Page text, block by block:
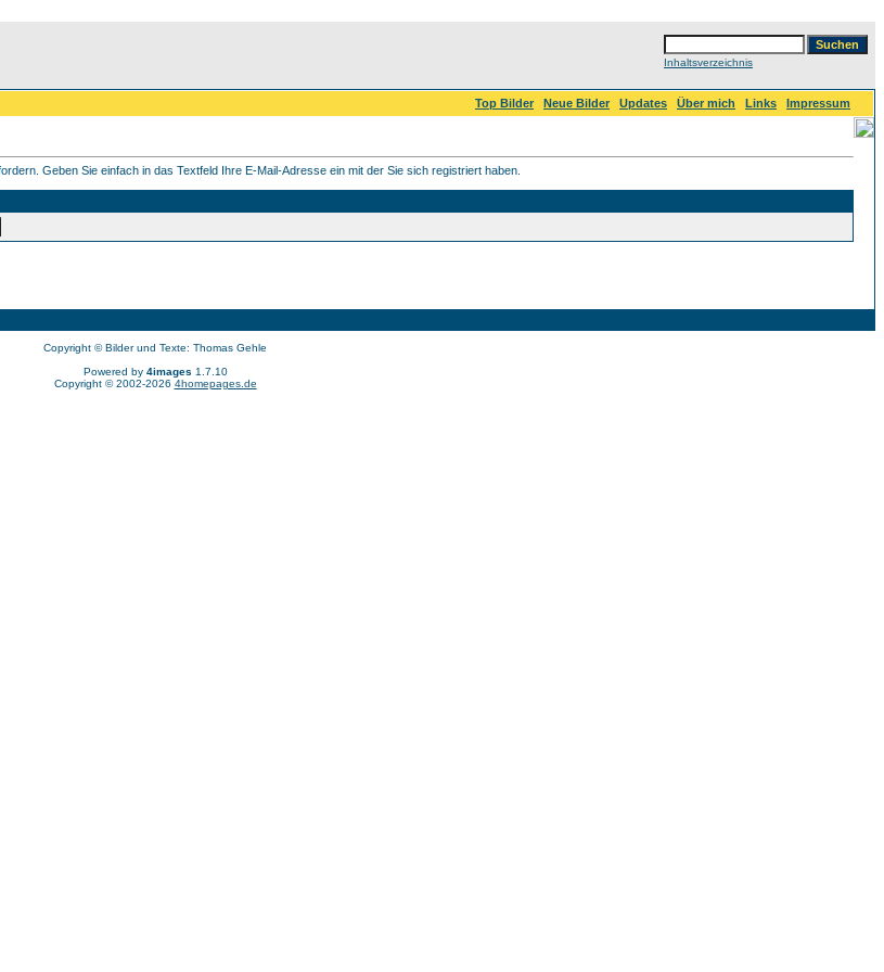
Inhaltsverzeichnis
Top Bilder Neue Bilder Updates Über mich Links
Impressum
Geben Sie einfach in das Textfeld Ihre E-Mail-Adresse ein mit der Sie sich registriert haben.
Copyright © Bilder und Texte: Thomas Gehle
Powered by 4images 1.7.10
Copyright © 2002-2026 4homepages.de